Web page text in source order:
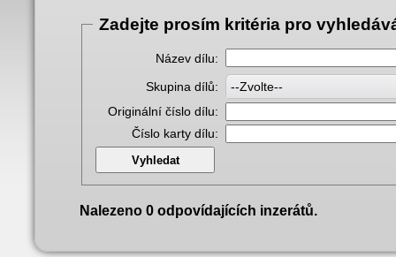
Zadejte prosím kritéria pro
Název dílu:
Skupina dílů:
--Zvolte--
Originální číslo dílu:
Číslo karty dílu:
Nalezeno 0 odpovídajících inzerátů.